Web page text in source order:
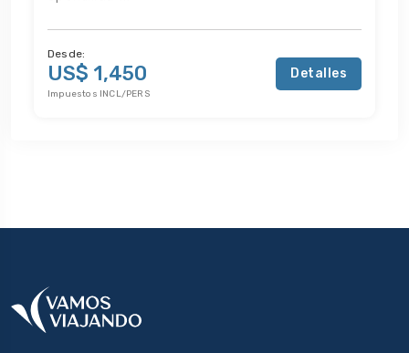
Desde:
US$ 1,450
Impuestos INCL/PERS
Detalles